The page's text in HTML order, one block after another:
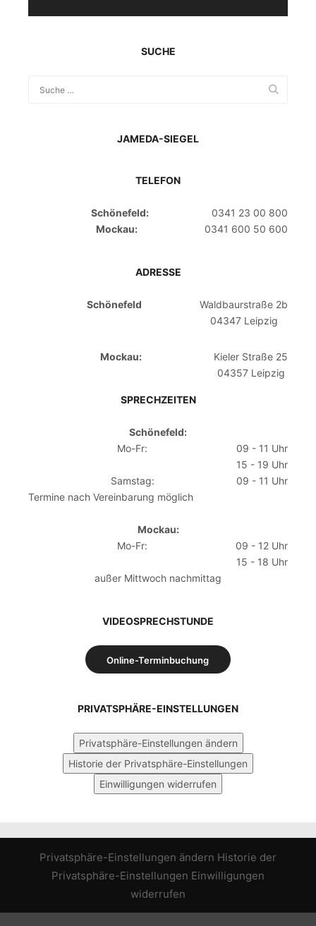
SUCHE
JAMEDA-SIEGEL
TELEFON
Schönefeld:
0341 23 00 800
Mockau:
0341 600 50 600
ADRESSE
Schönefeld
Waldbaurstraße 2b
04347 Leipzig
Mockau:
Kieler Straße 25
04357 Leipzig
SPRECHZEITEN
Schönefeld:
Mo-Fr:
09 - 11 Uhr
15 - 19 Uhr
Samstag:
09 - 11 Uhr
Termine nach Vereinbarung möglich
Mockau:
Mo-Fr:
09 - 12 Uhr
15 - 18 Uhr
außer Mittwoch nachmittag
VIDEOSPRECHSTUNDE
Online-Terminbuchung
PRIVATSPHÄRE-EINSTELLUNGEN
Privatsphäre-Einstellungen ändern
Historie der Privatsphäre-Einstellungen
Einwilligungen widerrufen
Privatsphäre-Einstellungen ändern Historie der
Privatsphäre-Einstellungen Einwilligungen
widerrufen